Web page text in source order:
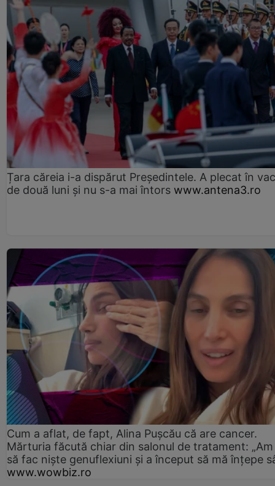
Țara căreia i-a dispărut Președintele. A plecat în
de două luni și nu s-a mai întors www.antena3.ro
Cum a aflat, de fapt, Alina Pușcău că are cancer.
Mărturia făcută chiar din salonul de tratament:
să fac niște genuflexiuni și a început să mă înțepe
www.wowbiz.ro